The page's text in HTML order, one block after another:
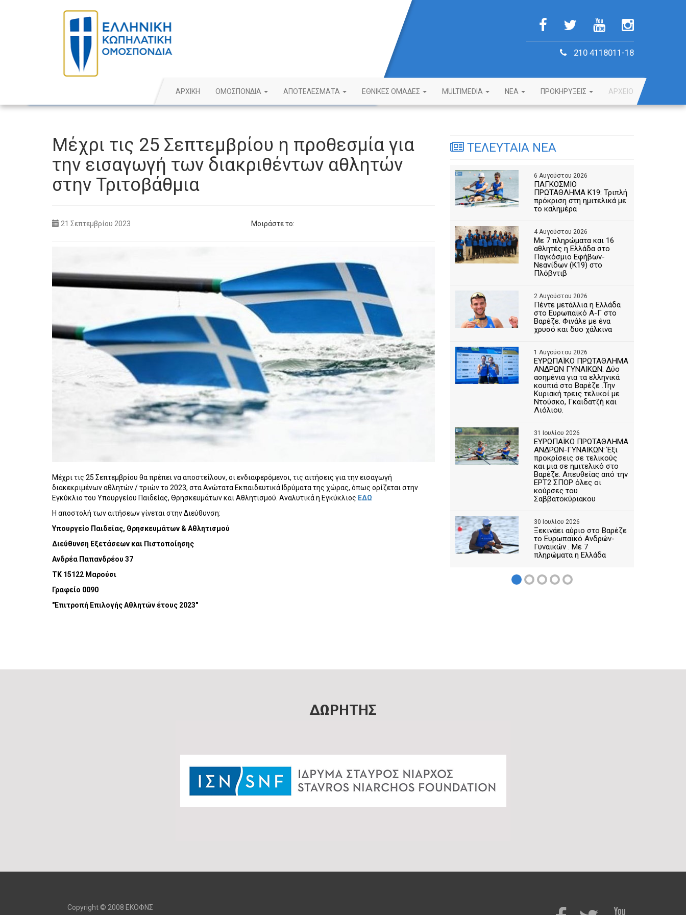
210 4118011-18
ΑΡΧΙΚΗ ΟΜΟΣΠΟΝΔΙΑ ΑΠΟΤΕΛΕΣΜΑΤΑ ΕΘΝΙΚΕΣ ΟΜΑΔΕΣ MULTIMEDIA NEA ΠΡΟΚΗΡΥΞΕΙΣ ΑΡΧΕΙΟ
Μέχρι τις 25 Σεπτεμβρίου η προθεσμία για
την εισαγωγή των διακριθέντων αθλητών
στην Τριτοβάθμια
21 Σεπτεμβρίου 2023 Μοιράστε το:
Μέχρι τις 25 Σεπτεμβρίου θα πρέπει να αποστείλουν, οι ενδιαφερόμενοι, τις αιτήσεις για την εισαγωγή
διακεκριμένων αθλητών / τριών το 2023, στα Ανώτατα Εκπαιδευτικά Ιδρύματα της χώρας, όπως ορίζεται στην
Εγκύκλιο του Υπουργείου Παιδείας, Θρησκευμάτων και Αθλητισμού. Αναλυτικά η Eγκύκλιος ΕΔΩ
Η αποστολή των αιτήσεων γίνεται στην Διεύθυνση:
Υπουργείο Παιδείας, Θρησκευμάτων & Αθλητισμού
Διεύθυνση Εξετάσεων και Πιστοποίησης
Ανδρέα Παπανδρέου 37
ΤΚ 15122 Μαρούσι
Γραφείο 0090
"Επιτροπή Επιλογής Αθλητών έτους 2023"
ΤΕΛΕΥΤΑΙΑ ΝΕΑ
6 Αυγούστου 2026
ΠΑΓΚΟΣΜΙΟ
ΠΡΩΤΑΘΛΗΜΑ Κ19: Τριπλή
πρόκριση στη ημιτελικά με
το καλημέρα
4 Αυγούστου 2026
Με 7 πληρώματα και 16
αθλητές η Ελλάδα στο
Παγκόσμιο Εφήβων-
Νεανίδων (Κ19) στο
Πλόβντιβ
2 Αυγούστου 2026
Πέντε μετάλλια η Ελλάδα
στο Ευρωπαϊκό Α-Γ στο
Βαρέζε. Φινάλε με ένα
χρυσό και δυο χάλκινα
1 Αυγούστου 2026
ΕΥΡΩΠΑΪΚΟ ΠΡΩΤΑΘΛΗΜΑ
ΑΝΔΡΩΝ ΓΥΝΑΙΚΩΝ: Δύο
ασημένια για τα ελληνικά
κουπιά στο Βαρέζε .Την
Κυριακή τρεις τελικοί με
Ντούσκο, Γκαϊδατζή και
Λιόλιου.
31 Ιουλίου 2026
ΕΥΡΩΠΑΪΚΟ ΠΡΩΤΑΘΛΗΜΑ
ΑΝΔΡΩΝ-ΓΥΝΑΙΚΩΝ: Έξι
προκρίσεις σε τελικούς
και μια σε ημιτελικό στο
Βαρέζε. Απευθείας από την
ΕΡΤ2 ΣΠΟΡ όλες οι
κούρσες του
Σαββατοκύριακου
30 Ιουλίου 2026
Ξεκινάει αύριο στο Βαρέζε
το Ευρωπαϊκό Ανδρών-
Γυναικών . Με 7
πληρώματα η Ελλάδα
ΔΩΡΗΤΗΣ
Copyright © 2008 ΕΚΟΦΝΣ